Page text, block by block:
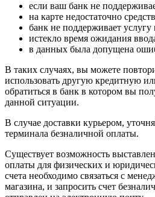
если ваш банк не
на карте недостаточно
банк не поддерживает услугу
истекло время ожидания
в данных была допущена
В таких случаях, вы можете
использовать другую кредитную
обратиться в банк в котором вы
данной ситуации.
В случае доставки курьером,
терминала безналичной оплаты.
Существует возможность
оплаты для физических и
счета необходимо связаться с
магазина, и запросить счет